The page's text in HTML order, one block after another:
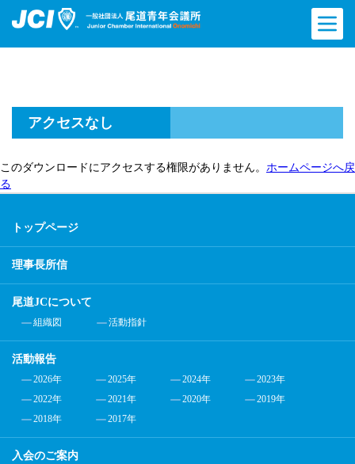
アクセスなし
このダウンロードにアクセスする権限がありません。 ホームページへ戻
る
トップページ
理事長所信
尾道JCについて
組織図 活動指針
活動報告
2026年 2025年 2024年
2023年
2022年
2021年 2020年
2019年
2018年
2017年
入会のご案内